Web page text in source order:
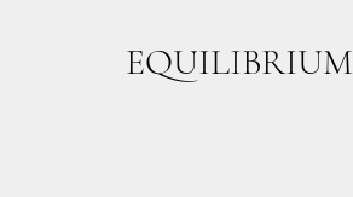
EQUILIBRIUM